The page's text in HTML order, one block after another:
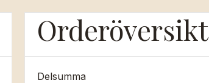
Orderöversikt
Delsumma